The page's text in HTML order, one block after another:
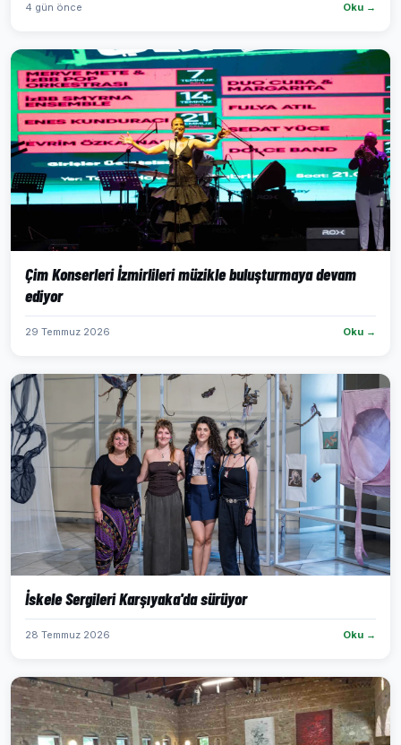
4 gün önce Oku →
Çim Konserleri İzmirlileri müzikle buluşturmaya devam
ediyor
29 Temmuz 2026 Oku →
İskele Sergileri Karşıyaka'da sürüyor
28 Temmuz 2026 Oku →